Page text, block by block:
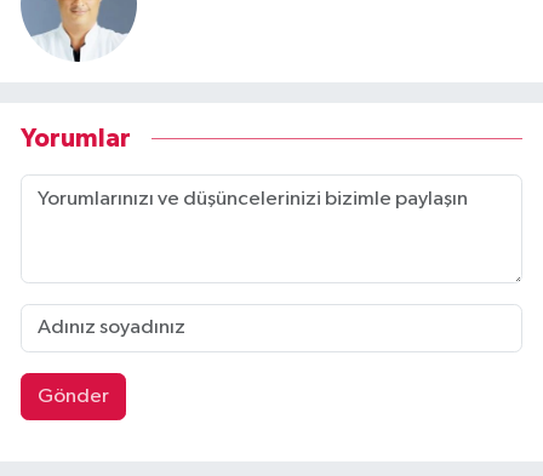
Yorumlar
Gönder